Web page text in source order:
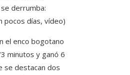
derrumba:
pocos días, vídeo)
el enco bogotano
minutos y ganó 6
se destacan dos